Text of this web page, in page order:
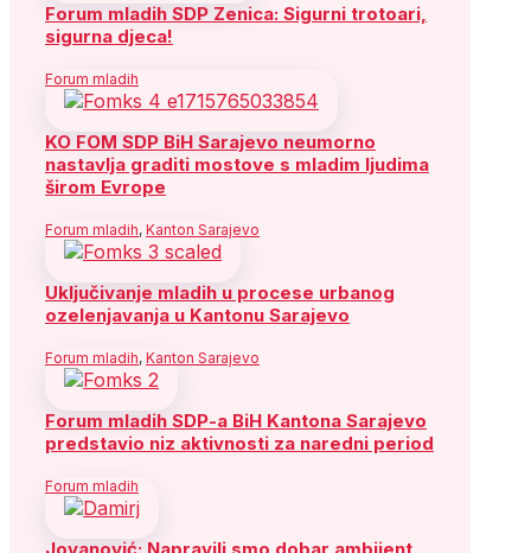
Forum mladih SDP Zenica: Sigurni trotoari,
sigurna djeca!
Forum mladih
KO FOM SDP BiH Sarajevo neumorno
nastavlja graditi mostove s mladim ljudima
širom Evrope
Forum mladih, Kanton Sarajevo
Uključivanje mladih u procese urbanog
ozelenjavanja u Kantonu Sarajevo
Forum mladih, Kanton Sarajevo
Forum mladih SDP-a BiH Kantona Sarajevo
predstavio niz aktivnosti za naredni period
Forum mladih